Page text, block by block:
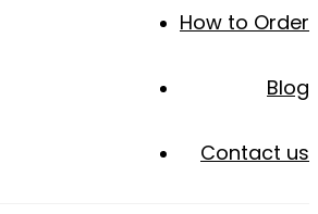
How to Order
Blog
Contact us